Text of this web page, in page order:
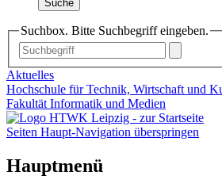
Suche
Suchbox. Bitte Suchbegriff eingeben.
Aktuelles
Hochschule für Technik, Wirtschaft und
Fakultät Informatik und Medien
Seiten Haupt-Navigation überspringen
Hauptmenü